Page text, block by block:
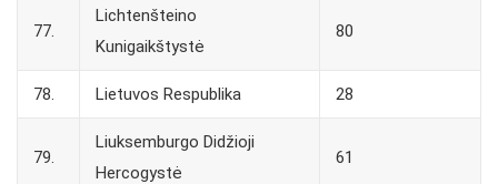
77.
Lichtenšteino
Kunigaikštystė
80
78. Lietuvos Respublika 28
79.
Liuksemburgo Didžioji
Hercogystė
61